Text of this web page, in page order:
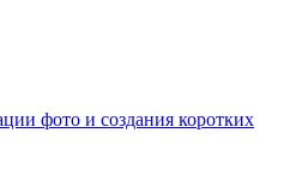
фото и создания коротких